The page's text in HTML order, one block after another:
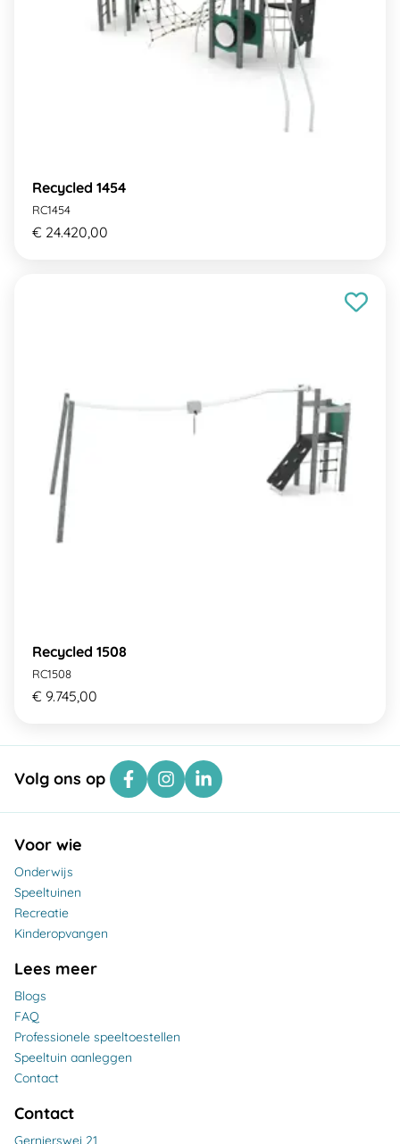
Recycled 1454
RC1454
€ 24.420,00
Recycled 1508
RC1508
€ 9.745,00
Volg ons op
Voor wie
Onderwijs
Speeltuinen
Recreatie
Kinderopvangen
Lees meer
Blogs
FAQ
Professionele speeltoestellen
Speeltuin aanleggen
Contact
Contact
Gernierswei 21